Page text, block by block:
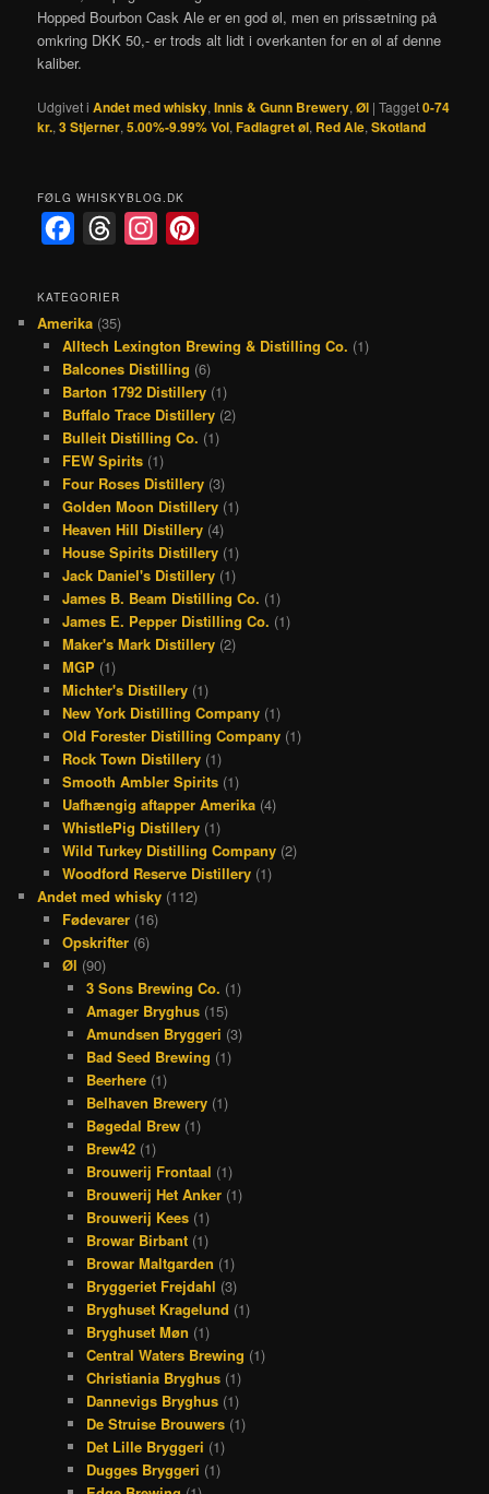
Hopped Bourbon Cask Ale er en god øl, men en prissætning på
omkring DKK 50,- er trods alt lidt i overkanten for en øl af denne
kaliber.
Udgivet i Andet med whisky,Innis & Gunn Brewery,Øl |Tagget0-74
kr.,3 Stjerner,5.00%-9.99% Vol,Fadlagret øl, Red Ale,Skotland
FØLG WHISKYBLOG.DK
c
e
b
o
o
k
r
e
a
d
s
a
g
r
a
m
e
r
e
t
KATEGORIER
Amerika (35)
Alltech Lexington Brewing & Distilling Co. (1)
Balcones Distilling (6)
Barton 1792 Distillery(1)
Buffalo Trace Distillery(2)
Bulleit Distilling Co. (1)
FEW Spirits(1)
Four Roses Distillery(3)
Golden Moon Distillery(1)
Heaven Hill Distillery(4)
House Spirits Distillery(1)
Jack Daniel's Distillery(1)
James B. Beam Distilling Co. (1)
James E. Pepper Distilling Co. (1)
Maker's Mark Distillery(2)
MGP(1)
Michter's Distillery(1)
New York Distilling Company(1)
Old Forester Distilling Company(1)
Rock Town Distillery(1)
Smooth Ambler Spirits(1)
Uafhængig aftapper Amerika(4)
WhistlePig Distillery(1)
Wild Turkey Distilling Company(2)
Woodford Reserve Distillery(1)
Andet med whisky (112)
Fødevarer(16)
Opskrifter(6)
Øl (90)
3 Sons Brewing Co. (1)
Amager Bryghus (15)
Amundsen Bryggeri (3)
Bad Seed Brewing (1)
Beerhere (1)
Belhaven Brewery (1)
Bøgedal Brew (1)
Brew42 (1)
Brouwerij Frontaal (1)
Brouwerij Het Anker (1)
Brouwerij Kees (1)
Browar Birbant (1)
Browar Maltgarden (1)
Bryggeriet Frejdahl (3)
Bryghuset Kragelund (1)
Bryghuset Møn (1)
Central Waters Brewing (1)
Christiania Bryghus (1)
Dannevigs Bryghus (1)
De Struise Brouwers (1)
Det Lille Bryggeri (1)
Dugges Bryggeri (1)